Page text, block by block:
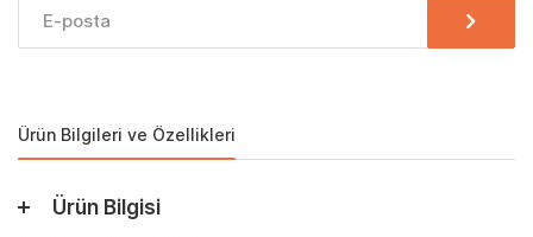
Ürün Bilgileri ve Özellikleri
Ürün Bilgisi